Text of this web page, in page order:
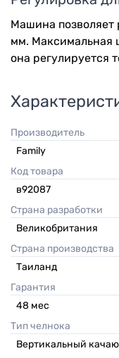
Машина позволяет
мм. Максимальная
она регулируется
Производитель
Family
Код товара
в92087
Страна разработки
Великобритания
Страна производства
Таиланд
Гарантия
48 мес
Тип челнока
Вертикальный